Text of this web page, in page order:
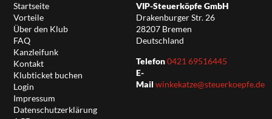
Startseite
Vorteile
Über den Klub
FAQ
Kanzleifunk
Kontakt
Klubticket buchen
Login
Impressum
Datenschutzerklärung
VIP-Steuerköpfe GmbH
Drakenburger Str. 26
28207 Bremen
Deutschland
Telefon0421 69516445
E-
Mail winkekatze@steuerkoepfe.de